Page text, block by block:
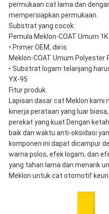
permukaan cat lama dan
mempersiapkan permukaan.
Substrat yang cocok:
Pemula Meklon-COAT Umum
• Primer OEM, diiris
Meklon-COAT Umum Polyester
• Substrat logam telanjang
YX-95
Fitur produk:
Lapisan dasar cat Meklon kami
kinerja perataan yang luar
perekat yang kuat.Dengan
baik dan waktu anti-oksidasi
komponen ini dapat dicampur
warna polos, efek logam, dan
yang tahan lama dan menarik
Meklon untuk cat otomotif